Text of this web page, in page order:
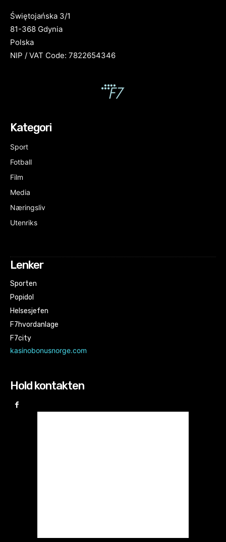
Świętojańska 3/1
81-368 Gdynia
Polska
NIP / VAT Code: 7822654346
Kategori
Sport
Fotball
Film
Media
Næringsliv
Utenriks
Lenker
Sporten
Popidol
Helsesjefen
F7hvordanlage
F7city
kasinobonusnorge.com
Hold kontakten